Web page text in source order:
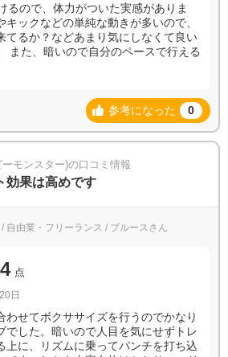
るので、体力がついた実感がありま
ックなどの単純な動きが多いので、
てるか？などあまり気にしなくて良い
また、暗いので自分のペースで行える
参考になった 0
ーモンスター)の口コミ情報
効果は高めです
自由業・フリーランス / ブルースさん
4 点
日
わせてボクササイズを行うのでかなり
でした。暗いので人目を気にせずトレ
上に、リズムに乗ってパンチを打ち込